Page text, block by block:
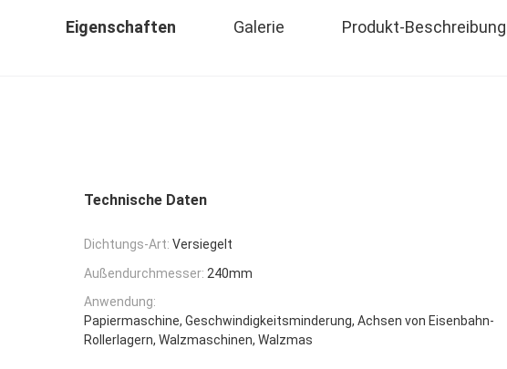
Eigenschaften Galerie Produkt-Beschreibung
Technische Daten
Dichtungs-Art: Versiegelt
Außendurchmesser: 240mm
Anwendung:
Papiermaschine, Geschwindigkeitsminderung, Achsen von Eisenbahn-
Rollerlagern, Walzmaschinen, Walzmas